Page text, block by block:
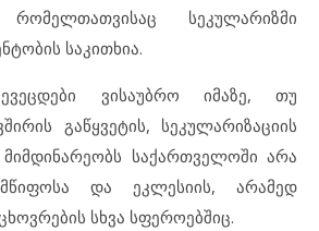
რომელთათვისაც სეკულარიზმი
საკითხია.
ვისაუბრო იმაზე, თუ
გაწყვეტის, სეკულარიზაციის
საქართველოში არა
და ეკლესიის, არამედ
სხვა სფეროებშიც.